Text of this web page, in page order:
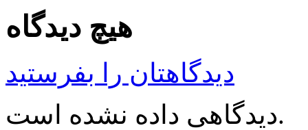
هیچ دیدگاه
دیدگاهتان را بفرستید
دیدگاهی داده نشده است.